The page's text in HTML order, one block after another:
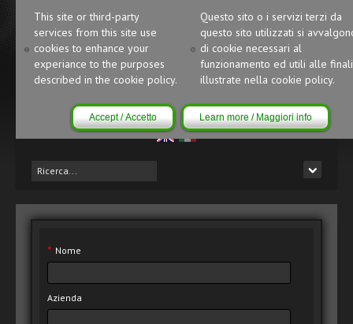
This site or third-party
services from this site use
cookies to enhance your
experiance to the purposes
described in the cookie policy.
Questo sito o i servizi terzi da
questo sito utilizzati si
di cookie necessari al
funzionamento ed utili alle
illustrate nella cookie policy.
Accept / Accetto Learn more / Maggiori info
* Nome
Azienda